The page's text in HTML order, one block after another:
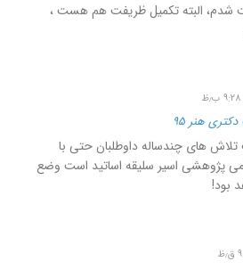
شدم، البته تکمیل ظریفت هم هست ،
هنر ٩۵
تلاش های چندساله داوطلبان حتی با
پژوهشی اسیر سلیقه اساتید است وضع
بود!